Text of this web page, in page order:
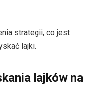
strategii, co jest
lajki.
lajków na